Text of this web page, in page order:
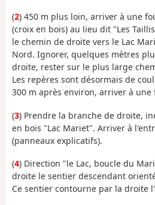
(2) 450 m plus loin, arriver à une
(croix en bois) au lieu dit "Les
le chemin de droite vers le Lac
Nord. Ignorer, quelques mètres
droite, rester sur le plus large
Les repères sont désormais de
300 m après environ, arriver à une
(3) Prendre la branche de droite,
en bois "Lac Mariet". Arriver à
(panneaux explicatifs).
(4) Direction "le Lac, boucle du
droite le sentier descendant
Ce sentier contourne par la droite